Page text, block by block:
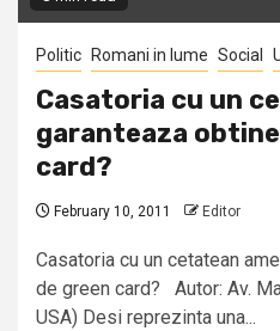
Politic Romani in lume Social
Casatoria cu un
garanteaza
card?
February 10, 2011 Editor
Casatoria cu un cetatean
de green card? Autor: Av.
USA) Desi reprezinta una...